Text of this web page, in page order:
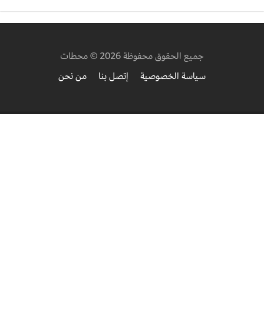
جميع الحقوق محفوظة 2026 © محطات
سياسة الخصوصية
إتصل بنا من نحن